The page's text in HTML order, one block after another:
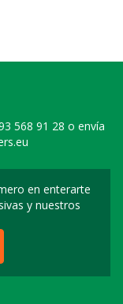
568 91 28 o envía
en enterarte
y nuestros
a nuestro